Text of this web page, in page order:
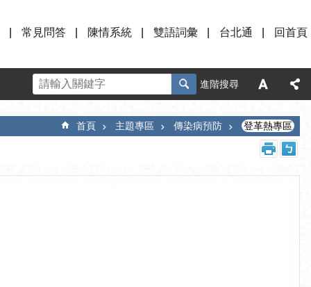
常見問答 陳情系統 雙語詞彙 台北通 回首頁
進階搜尋
首頁 主題專區 傳染病預防 登革熱專區